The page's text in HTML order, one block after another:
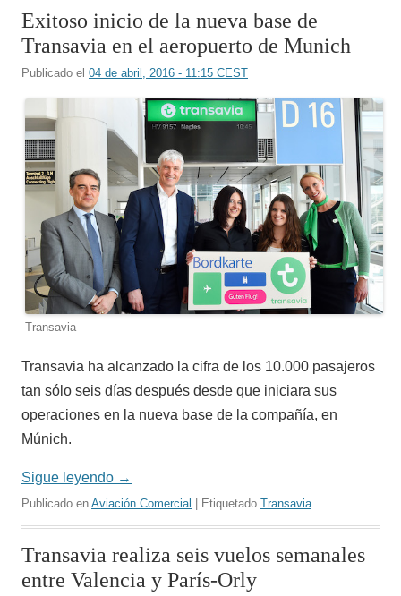
Exitoso inicio de la nueva base de
Transavia en el aeropuerto de Munich
Publicado el 04 de abril, 2016 - 11:15 CEST
Transavia
Transavia ha alcanzado la cifra de los 10.000 pasajeros
tan sólo seis días después desde que iniciara sus
operaciones en la nueva base de la compañía, en
Múnich.
Sigue leyendo →
Publicado en Aviación Comercial | Etiquetado Transavia
Transavia realiza seis vuelos semanales
entre Valencia y París-Orly